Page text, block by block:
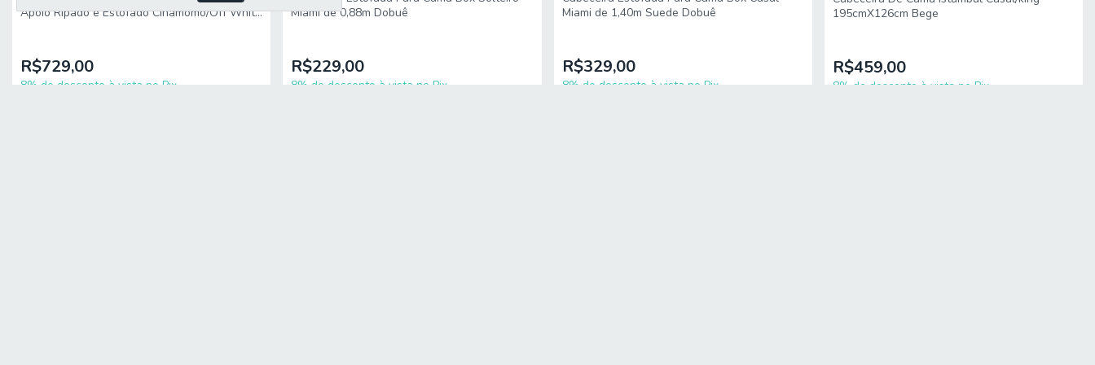
Apoio Ripado e Estofado Cinamomo/Off White
R$729,00
8% de desconto à vista no Pix
Miami de 0,88m Dobuê
R$229,00
8% de desconto à vista no Pix
Miami de 1,40m Suede Dobuê
R$329,00
8% de desconto à vista no Pix
195cmX126cm Bege
R$459,00
8% de desconto à vista no Pix